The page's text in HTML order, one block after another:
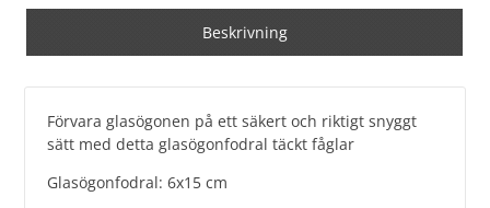
Beskrivning
Förvara glasögonen på ett säkert och riktigt snyggt
sätt med detta glasögonfodral täckt fåglar
Glasögonfodral: 6x15 cm